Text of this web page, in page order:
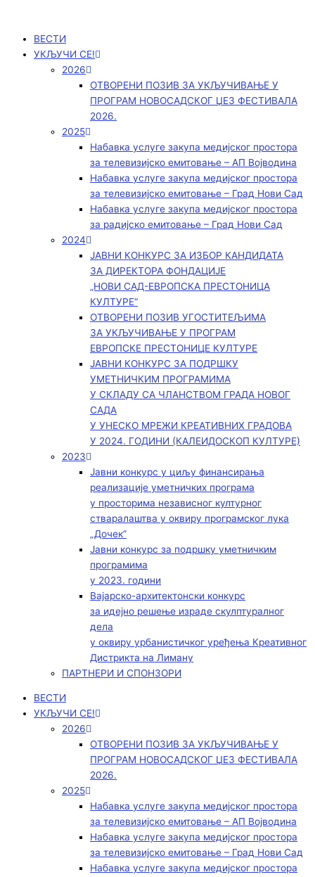
садржајВЕСТИ
УКЉУЧИ СЕ!
2026
ОТВОРЕНИ ПОЗИВ ЗА УКЉУЧИВАЊЕ У
ПРОГРАМ НОВОСАДСКОГ ЏЕЗ ФЕСТИВАЛА
2026.
2025
Набавка услуге закупа медијског простора
за телевизијско емитовање – АП Војводинa
Набавка услуге закупа медијског простора
за телевизијско емитовање – Град Нови Сад
Набавка услуге закупа медијског простора
за радијско емитовање – Град Нови Сад
2024
ЈАВНИ КОНКУРС ЗА ИЗБОР КАНДИДАТА
ЗА ДИРЕКТОРА ФОНДАЦИЈЕ
„НОВИ САД-ЕВРОПСКА ПРЕСТОНИЦА
КУЛТУРЕ“
ОТВОРЕНИ ПОЗИВ УГОСТИТЕЉИМА
ЗА УКЉУЧИВАЊЕ У ПРОГРАМ
ЕВРОПСКЕ ПРЕСТОНИЦЕ КУЛТУРЕ
ЈАВНИ КОНКУРС ЗА ПОДРШКУ
УМЕТНИЧКИМ ПРОГРАМИМА
У СКЛАДУ СА ЧЛАНСТВОМ ГРАДА НОВОГ
САДА
У УНЕСКО МРЕЖИ КРЕАТИВНИХ ГРАДОВА
У 2024. ГОДИНИ (КАЛЕИДОСКОП КУЛТУРЕ)
2023
Јавни конкурс у циљу финансирања
реализације уметничких програма
у просторима независног културног
стваралаштва у оквиру програмског лука
„Дочек”
Јавни конкурс за подршку уметничким
програмима
у 2023. години
Вајарско-архитектонски конкурс
за идејно решење израде скулптуралног
дела
у оквиру урбанистичког уређења Креативног
Дистрикта на Лиману
ПАРТНЕРИ И СПОНЗОРИ
ВЕСТИ
УКЉУЧИ СЕ!
2026
ОТВОРЕНИ ПОЗИВ ЗА УКЉУЧИВАЊЕ У
ПРОГРАМ НОВОСАДСКОГ ЏЕЗ ФЕСТИВАЛА
2026.
2025
Набавка услуге закупа медијског простора
за телевизијско емитовање – АП Војводинa
Набавка услуге закупа медијског простора
за телевизијско емитовање – Град Нови Сад
Набавка услуге закупа медијског простора